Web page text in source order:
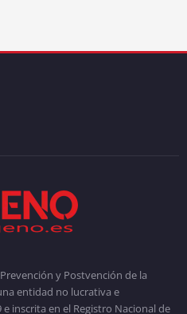
y Postvención de la
entidad no lucrativa e
inscrita en el Registro Nacional de